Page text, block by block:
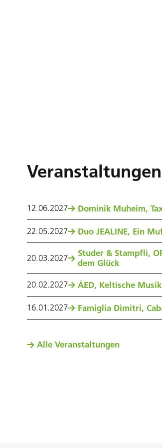
Veranstaltungen
12.06.2027 Dominik Muheim,
22.05.2027 Duo JEALINE, Ein
20.03.2027
Studer & Stampfli,
dem Glück
20.02.2027 ÁED, Keltische Musik
16.01 .2027 Famiglia Dimitri,
Alle Veranstaltungen